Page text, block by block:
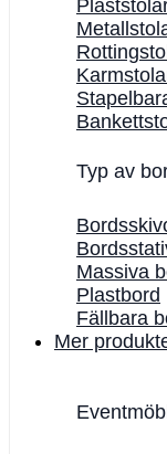
Typ av
Massiva
Plastbord
Fällbara
Mer